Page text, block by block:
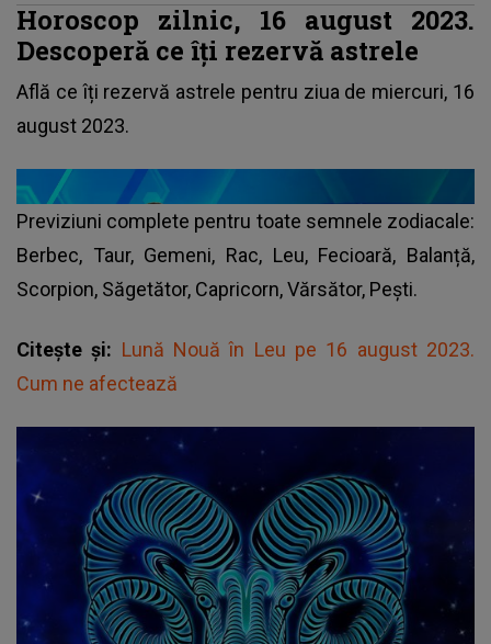
Horoscop zilnic, 16 august 2023.
Descoperă ce îți rezervă astrele
Află ce îți rezervă astrele pentru ziua de miercuri, 16
august 2023.
Previziuni complete pentru toate semnele zodiacale:
Berbec, Taur, Gemeni, Rac, Leu, Fecioară, Balanță,
Scorpion, Săgetător, Capricorn, Vărsător, Pești.
Citește și: Lună Nouă în Leu pe 16 august 2023.
Cum ne afectează